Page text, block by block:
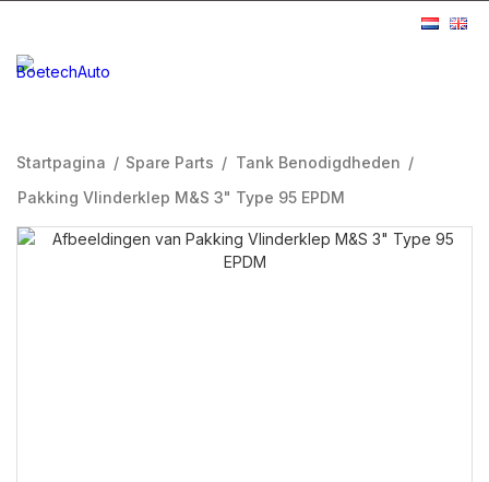
Startpagina / Spare Parts / Tank Benodigdheden /
Pakking Vlinderklep M&S 3" Type 95 EPDM